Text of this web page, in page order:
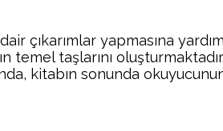
çıkarımlar yapmasına
taşlarını
kitabın sonunda